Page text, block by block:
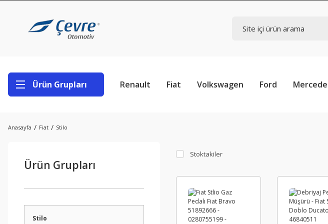
Ürün Grupları Renault Fiat Volkswagen Ford
Anasayfa Fiat Stilo
Ürün Grupları
Stilo
Stoktakiler